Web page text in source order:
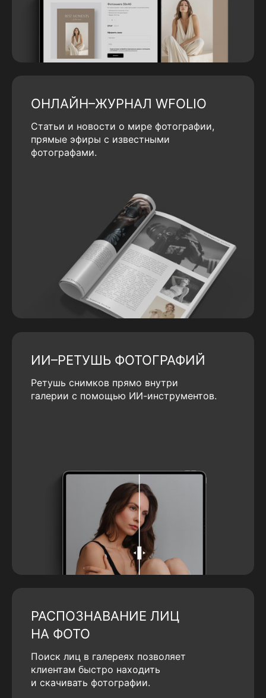
ОНЛАЙН–ЖУРНАЛ WFOLIO
Статьи и новости о мире фотографии,
прямые эфиры с известными
фотографами.
ИИ–РЕТУШЬ ФОТОГРАФИЙ
Ретушь снимков прямо внутри
галерии с помощью ИИ-инструментов.
РАСПОЗНАВАНИЕ ЛИЦ
НА ФОТО
Поиск лиц в галереях позволяет
клиентам быстро находить
и скачивать фотографии.